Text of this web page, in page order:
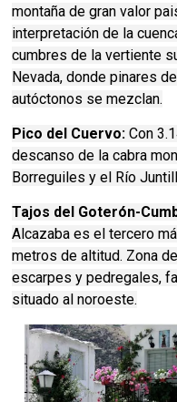
montaña de gran valor
interpretación de la
cumbres de la vertiente
Nevada, donde pinares
autóctonos se mezclan.
Pico del Cuervo:Con
descanso de la cabra
Borreguiles y el Río
Tajos del Goterón-
Alcazaba es el tercero
metros de altitud. Zona
escarpes y pedregales,
situado al noroeste.